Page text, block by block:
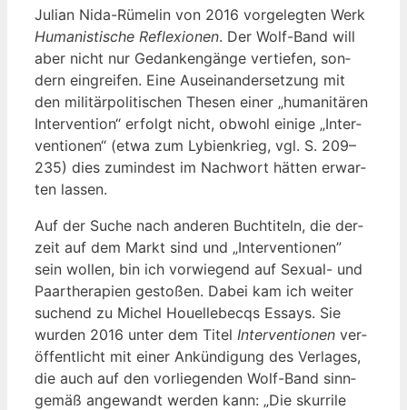
Juli­an Nida-Rüme­lin von 2016 vor­ge­leg­ten Werk
Huma­nis­ti­sche Refle­xio­nen. Der Wolf-Band will
aber nicht nur Gedan­ken­gän­ge ver­tie­fen, son­
dern ein­grei­fen. Eine Aus­ein­an­der­set­zung mit
den mili­tär­po­li­ti­schen The­sen einer „huma­ni­tä­ren
Inter­ven­ti­on“ erfolgt nicht, obwohl eini­ge „Inter­
ven­tio­nen“ (etwa zum Lybi­en­krieg, vgl. S. 209–
235) dies zumin­dest im Nach­wort hät­ten erwar­
ten lassen.
Auf der Suche nach ande­ren Buch­ti­teln, die der­
zeit auf dem Markt sind und „Inter­ven­tio­nen”
sein wol­len, bin ich vor­wie­gend auf Sexu­al- und
Paar­the­ra­pien gesto­ßen. Dabei kam ich wei­ter
suchend zu Michel Hou­el­le­becqs Essays. Sie
wur­den 2016 unter dem Titel Inter­ven­tio­nen ver­
öf­fent­licht mit einer Ankün­di­gung des Ver­la­ges,
die auch auf den vor­lie­gen­den Wolf-Band sinn­
ge­mäß ange­wandt wer­den kann: „Die skur­ri­le